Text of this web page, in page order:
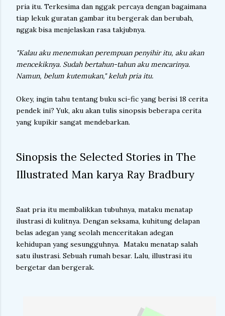
pria itu. Terkesima dan nggak percaya dengan bagaimana
tiap lekuk guratan gambar itu bergerak dan berubah,
nggak bisa menjelaskan rasa takjubnya.
"Kalau aku menemukan perempuan penyihir itu, aku akan
mencekiknya. Sudah bertahun-tahun aku mencarinya.
Namun, belum kutemukan," keluh pria itu.
Okey, ingin tahu tentang buku sci-fic yang berisi 18 cerita
pendek ini? Yuk, aku akan tulis sinopsis beberapa cerita
yang kupikir sangat mendebarkan.
Sinopsis the Selected Stories in The
Illustrated Man karya Ray Bradbury
Saat pria itu membalikkan tubuhnya, mataku menatap
ilustrasi di kulitnya. Dengan seksama, kuhitung delapan
belas adegan yang seolah menceritakan adegan
kehidupan yang sesungguhnya. Mataku menatap salah
satu ilustrasi. Sebuah rumah besar. Lalu, illustrasi itu
bergetar dan bergerak.